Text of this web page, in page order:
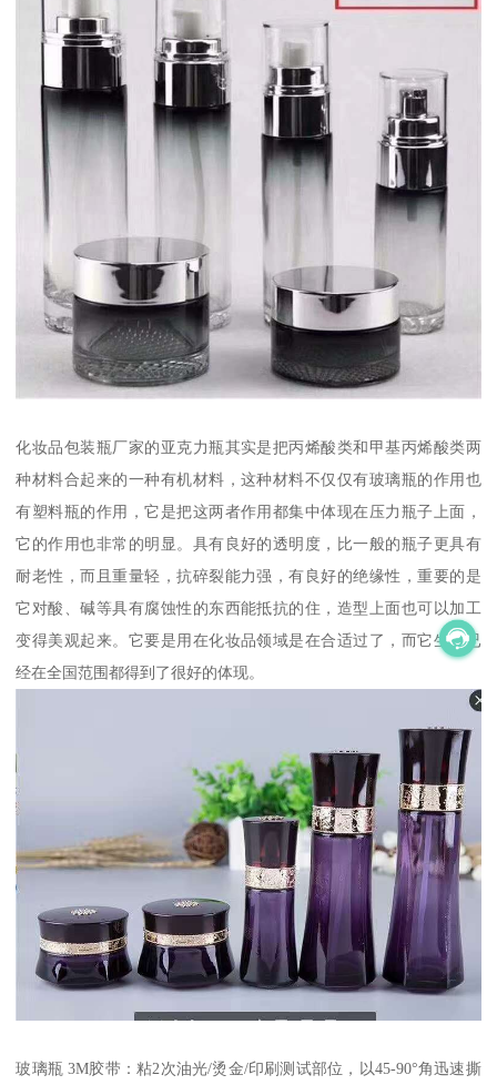
化妆品包装瓶厂家的亚克力瓶其实是把丙烯酸类和甲基丙烯酸类两
种材料合起来的一种有机材料，这种材料不仅仅有玻璃瓶的作用也
有塑料瓶的作用，它是把这两者作用都集中体现在压力瓶子上面，
它的作用也非常的明显。具有良好的透明度，比一般的瓶子更具有
耐老性，而且重量轻，抗碎裂能力强，有良好的绝缘性，重要的是
它对酸、碱等具有腐蚀性的东西能抵抗的住，造型上面也可以加工
变得美观起来。它要是用在化妆品领域是在合适过了，而它生产已
经在全国范围都得到了很好的体现。
玻璃瓶 3M胶带：粘2次油光/烫金/印刷测试部位，以45-90°角迅速撕